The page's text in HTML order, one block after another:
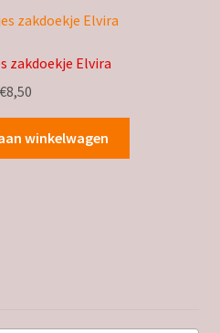
zakdoekje Elvira
€8,50
winkelwagen